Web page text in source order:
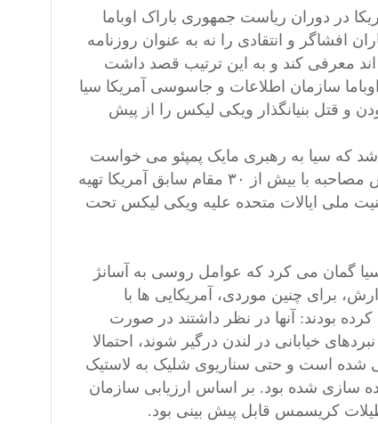
در دوران ریاست جمهوری باراک اوباما
افشاگر و انتقادی را نه به عنوان روزنامه
‌اند معرفی کند و به این ترتیب قصد داشت
سازمان اطلاعات و جاسوسی آمریکا سیا
و قتل بنیانگذار ویکی لیکس را از پیش
در ۲۶ سپتامبر ۲۰۲۱ منتشر شد، ادعا شد که سیا به رهبری مایک پمپئو می خواست
اقدامات ویژه ای برای دستگیری آسانژ انجام دهد. این گزارش بر اساس مصاحبه با بیش از ۳۰ مقام سابق آمریکا تهیه
ملی ایالات متحده علیه ویکی لیکس تحت
آماده سازی عملیات خصومت آمیز علیه آسانژ در سال ۲۰۱۷ ، سیا گمان می کرد که عوامل روسی به آسانژ
برای چنین موردی، آمریکایی ها با
کرده بودند: آنها در نظر داشتند در صورت
خیابانی در لندن درگیر شوند، احتمالا
شده است و حتی سناریوی شلیک به لاستیک
سازی شده بود. بر اساس ارزیابی سازمان